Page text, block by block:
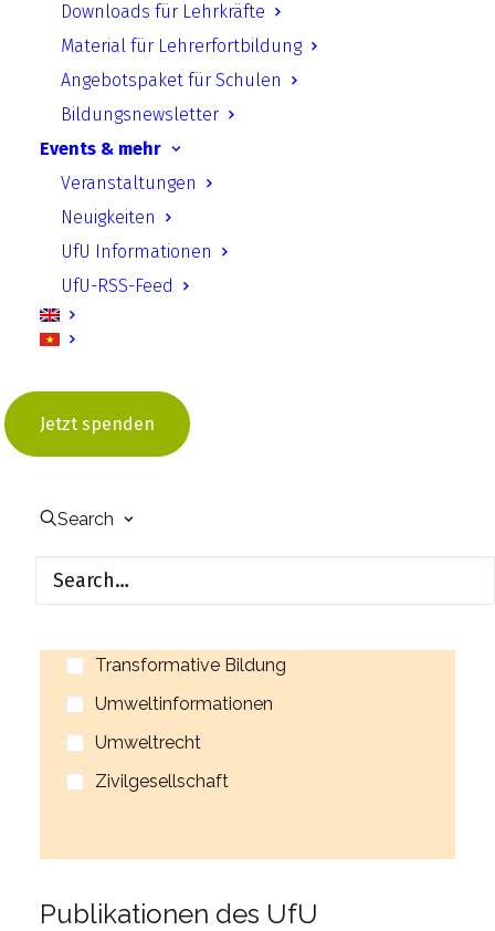
Downloads für Lehrkräfte
Material für Lehrerfortbildung
Angebotspaket für Schulen
Bildungsnewsletter
Events & mehr
Veranstaltungen
Neuigkeiten
UfU Informationen
UfU-RSS-Feed
Jetzt spenden
Search
Publikationen des UfU
Paper
Jahresberichte
Podcast
Beiträge aus den Themenfeldern
Klimaschutz
Invasive Arten & Naturschutz
Energiesparen an Schulen
Energiewende
Klima- und Umweltgerechtigkeit
Partizipation
Transformative Bildung
Umweltinformationen
Umweltrecht
Zivilgesellschaft